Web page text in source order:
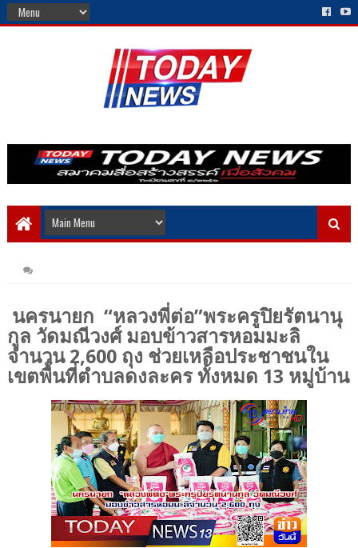
นครนายก “หลวงพี่ต่อ”พระครูปิยรัตนานุ
กูล วัดมณีวงศ์ มอบข้าวสารหอมมะลิ
จำนวน 2,600 ถุง ช่วยเหลือประชาชนใน
เขตพื้นที่ตำบลดงละคร ทั้งหมด 13 หมู่บ้าน